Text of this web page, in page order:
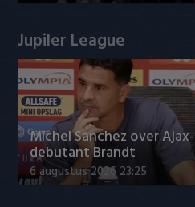
Jupiler League
Míchel Sanchez over Ajax-
debutant Brandt
6 augustus 2026 23:25